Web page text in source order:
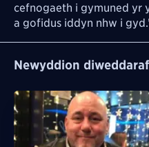
cefnogaeth i gymuned yr
a gofidus iddyn nhw i
Newyddion diweddaraf